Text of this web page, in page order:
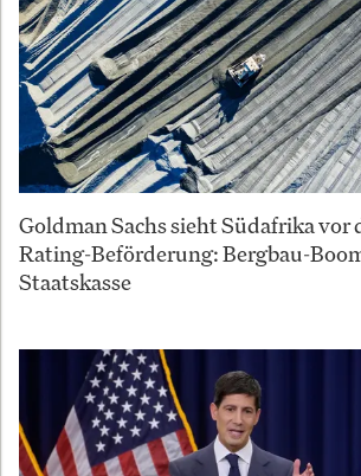
Goldman Sachs sieht Südafrika vor
Rating-Beförderung: Bergbau-
Staatskasse